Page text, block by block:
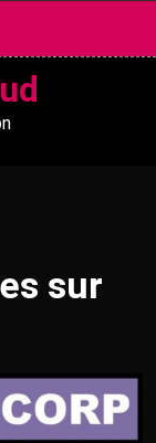
sur